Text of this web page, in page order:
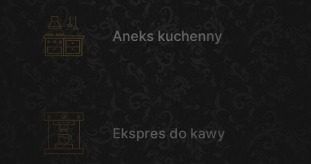
Aneks kuchenny
Ekspres do kawy